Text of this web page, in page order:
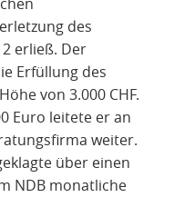
des
erließ. Der
Erfüllung des
von 3.000 CHF.
Euro leitete er an
weiter.
über einen
NDB monatliche